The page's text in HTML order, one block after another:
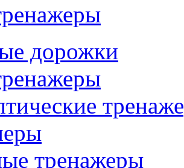
дорожки
тренажеры